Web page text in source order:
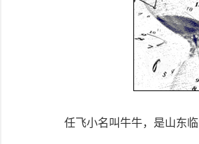
任飞小名叫牛牛，是山东